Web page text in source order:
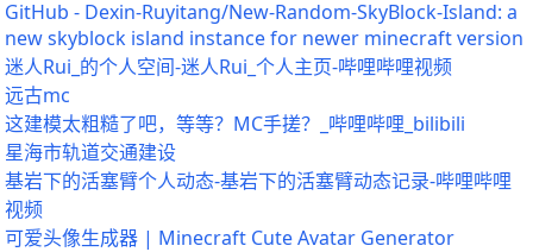
GitHub - Dexin-Ruyitang/New-Random-SkyBlock-Island: a
new skyblock island instance for newer minecraft version
迷人Rui_的个人空间-迷人Rui_个人主页-哔哩哔哩视频
远古mc
这建模太粗糙了吧，等等？MC手搓？_哔哩哔哩_bilibili
星海市轨道交通建设
基岩下的活塞臂个人动态-基岩下的活塞臂动态记录-哔哩哔哩
视频
可爱头像生成器 | Minecraft Cute Avatar Generator